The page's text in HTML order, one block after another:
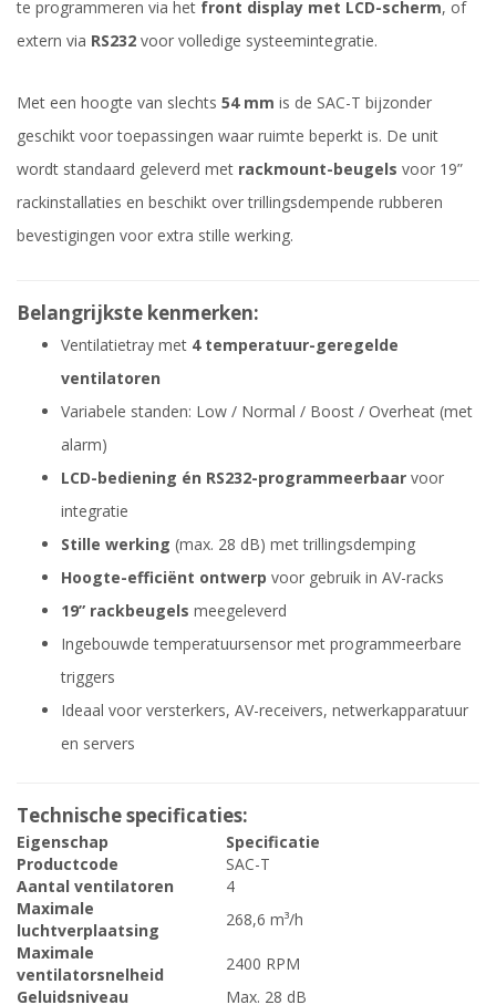
te programmeren via het front display met LCD-scherm, of
extern via RS232 voor volledige systeemintegratie.
Met een hoogte van slechts 54 mm is de SAC-T bijzonder
geschikt voor toepassingen waar ruimte beperkt is. De unit
wordt standaard geleverd met rackmount-beugels voor 19”
rackinstallaties en beschikt over trillingsdempende rubberen
bevestigingen voor extra stille werking.
Belangrijkste kenmerken:
Ventilatietray met 4 temperatuur-geregelde
ventilatoren
Variabele standen: Low / Normal / Boost / Overheat (met
alarm)
LCD-bediening én RS232-programmeerbaar voor
integratie
Stille werking (max. 28 dB) met trillingsdemping
Hoogte-efficiënt ontwerp voor gebruik in AV-racks
19” rackbeugels meegeleverd
Ingebouwde temperatuursensor met programmeerbare
triggers
Ideaal voor versterkers, AV-receivers, netwerkapparatuur
en servers
Technische specificaties:
Eigenschap
Specificatie
Productcode
SAC-T
Aantal ventilatoren
4
Maximale
luchtverplaatsing
268,6 m³/h
Maximale
ventilatorsnelheid
2400 RPM
Geluidsniveau
Max. 28 dB